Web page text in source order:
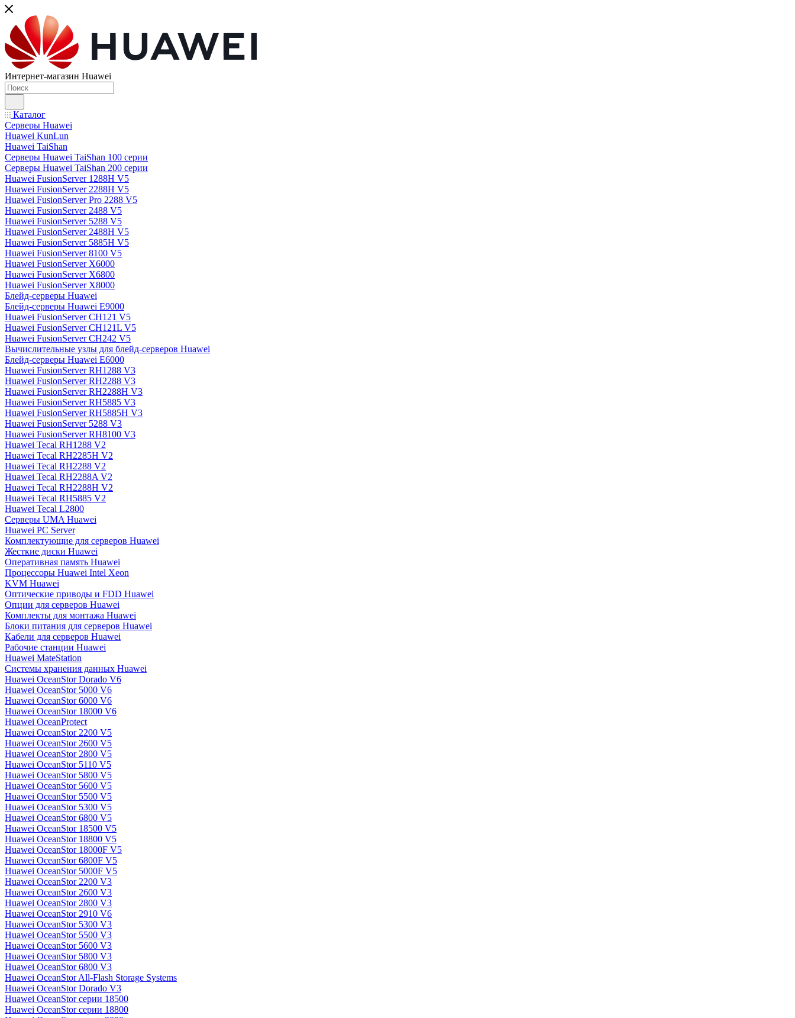
Интернет-магазин Huawei
Каталог
Серверы Huawei
Huawei KunLun
Huawei TaiShan
Серверы Huawei TaiShan 100 серии
Серверы Huawei TaiShan 200 серии
Huawei FusionServer 1288H V5
Huawei FusionServer 2288H V5
Huawei FusionServer Pro 2288 V5
Huawei FusionServer 2488 V5
Huawei FusionServer 5288 V5
Huawei FusionServer 2488H V5
Huawei FusionServer 5885H V5
Huawei FusionServer 8100 V5
Huawei FusionServer X6000
Huawei FusionServer X6800
Huawei FusionServer X8000
Блейд-серверы Huawei
Блейд-серверы Huawei E9000
Huawei FusionServer CH121 V5
Huawei FusionServer CH121L V5
Huawei FusionServer CH242 V5
Вычислительные узлы для блейд-серверов Huawei
Блейд-серверы Huawei E6000
Huawei FusionServer RH1288 V3
Huawei FusionServer RH2288 V3
Huawei FusionServer RH2288H V3
Huawei FusionServer RH5885 V3
Huawei FusionServer RH5885H V3
Huawei FusionServer 5288 V3
Huawei FusionServer RH8100 V3
Huawei Tecal RH1288 V2
Huawei Tecal RH2285H V2
Huawei Tecal RH2288 V2
Huawei Tecal RH2288A V2
Huawei Tecal RH2288H V2
Huawei Tecal RH5885 V2
Huawei Tecal L2800
Серверы UMA Huawei
Huawei PC Server
Комплектующие для серверов Huawei
Жесткие диски Huawei
Оперативная память Huawei
Процессоры Huawei Intel Xeon
KVM Huawei
Оптические приводы и FDD Huawei
Опции для серверов Huawei
Комплекты для монтажа Huawei
Блоки питания для серверов Huawei
Кабели для серверов Huawei
Рабочие станции Huawei
Huawei MateStation
Системы хранения данных Huawei
Huawei OceanStor Dorado V6
Huawei OceanStor 5000 V6
Huawei OceanStor 6000 V6
Huawei OceanStor 18000 V6
Huawei OceanProtect
Huawei OceanStor 2200 V5
Huawei OceanStor 2600 V5
Huawei OceanStor 2800 V5
Huawei OceanStor 5110 V5
Huawei OceanStor 5800 V5
Huawei OceanStor 5600 V5
Huawei OceanStor 5500 V5
Huawei OceanStor 5300 V5
Huawei OceanStor 6800 V5
Huawei OceanStor 18500 V5
Huawei OceanStor 18800 V5
Huawei OceanStor 18000F V5
Huawei OceanStor 6800F V5
Huawei OceanStor 5000F V5
Huawei OceanStor 2200 V3
Huawei OceanStor 2600 V3
Huawei OceanStor 2800 V3
Huawei OceanStor 2910 V6
Huawei OceanStor 5300 V3
Huawei OceanStor 5500 V3
Huawei OceanStor 5600 V3
Huawei OceanStor 5800 V3
Huawei OceanStor 6800 V3
Huawei OceanStor All-Flash Storage Systems
Huawei OceanStor Dorado V3
Huawei OceanStor серии 18500
Huawei OceanStor серии 18800